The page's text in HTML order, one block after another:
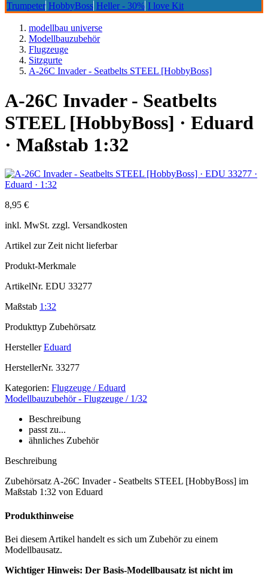
Trumpeter HobbyBoss Heller - 30% I love Kit
modellbau universe
Modellbauzubehör
Flugzeuge
Sitzgurte
A-26C Invader - Seatbelts STEEL [HobbyBoss]
A-26C Invader - Seatbelts
STEEL [HobbyBoss] · Eduard
· Maßstab 1:32
8,95 €
inkl. MwSt. zzgl. Versandkosten
Artikel zur Zeit nicht lieferbar
Produkt-Merkmale
ArtikelNr. EDU 33277
Maßstab 1:32
Produkttyp Zubehörsatz
Hersteller Eduard
HerstellerNr. 33277
Kategorien: Flugzeuge / Eduard
Modellbauzubehör - Flugzeuge / 1/32
Beschreibung
passt zu...
ähnliches Zubehör
Beschreibung
Zubehörsatz A-26C Invader - Seatbelts STEEL [HobbyBoss] im
Maßstab 1:32 von Eduard
Produkthinweise
Bei diesem Artikel handelt es sich um Zubehör zu einem
Modellbausatz.
Wichtiger Hinweis: Der Basis-Modellbausatz ist nicht im